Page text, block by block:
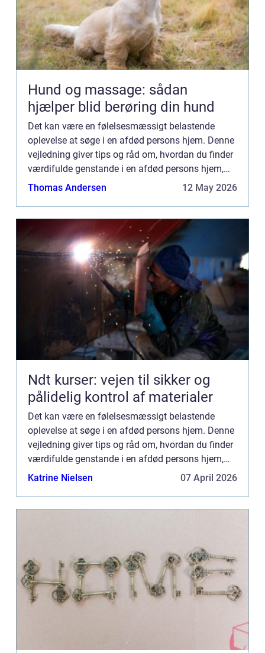
Hund og massage: sådan
hjælper blid berøring din hund
Det kan være en følelsesmæssigt belastende
oplevelse at søge i en afdød persons hjem. Denne
vejledning giver tips og råd om, hvordan du finder
værdifulde genstande i en afdød persons hjem,
som du måske ønsker at beholde af sentimentale
Thomas Andersen 12 May 2026
Ndt kurser: vejen til sikker og
pålidelig kontrol af materialer
Det kan være en følelsesmæssigt belastende
oplevelse at søge i en afdød persons hjem. Denne
vejledning giver tips og råd om, hvordan du finder
værdifulde genstande i en afdød persons hjem,
som du måske ønsker at beholde af sentimentale
Katrine Nielsen 07 April 2026